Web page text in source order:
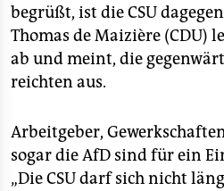
fragen & hilfe
unterstützen
abo
genossenschaft
epaper login
begrüßt, ist die CSU
Thomas de Maizière (CDU)
ab und meint, die
reichten aus.
Arbeitgeber,
sogar die AfD sind für ein
„Die CSU darf sich nicht